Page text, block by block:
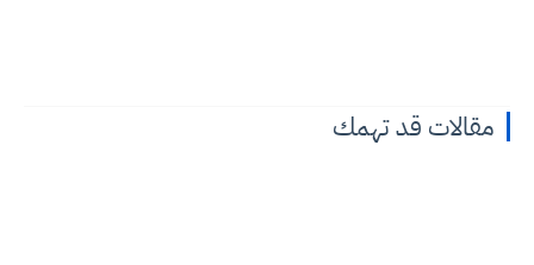
مقالات قد تهمك